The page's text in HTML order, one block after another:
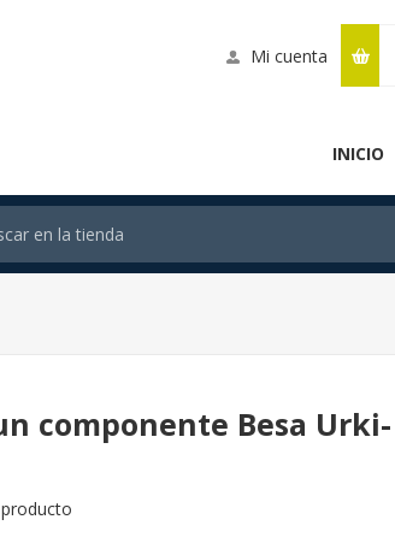
Mi cuenta
INICIO
componente Besa Urki-